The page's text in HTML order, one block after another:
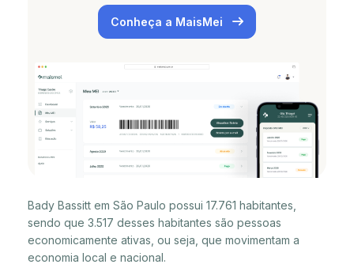
Conheça a MaisMei
Bady Bassitt em São Paulo possui 17.761 habitantes,
sendo que 3.517 desses habitantes são pessoas
economicamente ativas, ou seja, que movimentam a
economia local e nacional.